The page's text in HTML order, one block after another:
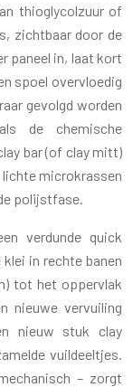
thioglycolzuur of
zichtbaar door de
paneel in, laat kort
spoel overvloedig
gevolgd worden
de chemische
bar (of clay mitt)
lichte microkrassen
polijstfase.
verdunde quick
in rechte banen
tot het oppervlak
nieuwe vervuiling
nieuw stuk clay
vuildeeltjes.
– zorgt